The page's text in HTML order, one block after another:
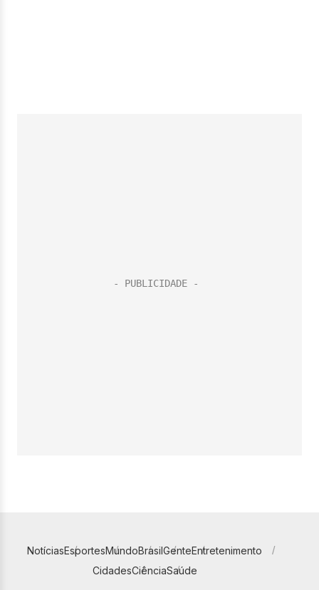
NotíciasEsportesMundoBrasilGenteEntretenimento
CidadesCiênciaSaúde